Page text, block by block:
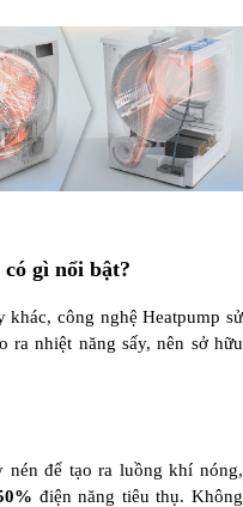
gì nổi bật?
công nghệ Heatpump sử
ra nhiệt năng sấy, nên sở hữu
nén để tạo ra luồng khí nóng,
điện năng tiêu thụ. Không